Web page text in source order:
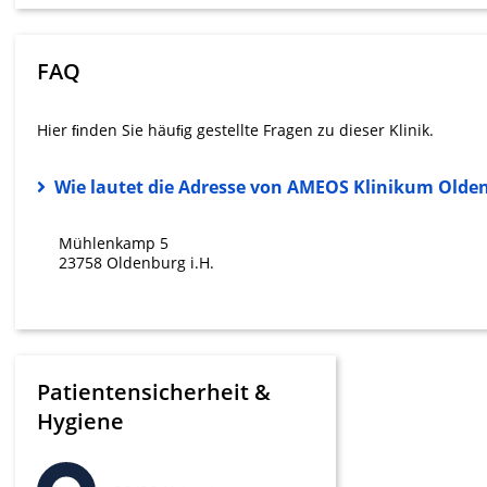
FAQ
Hier ﬁnden Sie häuﬁg gestellte Fragen zu dieser Klinik.
Wie lautet die Adresse von AMEOS Klinikum
Mühlenkamp 5
23758 Oldenburg i.H.
Patientensicherheit &
Hygiene
Messung der Werbeleistung
verschiedenen Quellen
IAB-Besonderheiten:
Geräte anhand von aktiv angeforderten Informationen
Notwendig
Performance